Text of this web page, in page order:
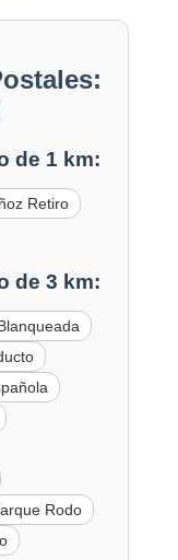
de 1 km:
Retiro
de 3 km:
Rodo